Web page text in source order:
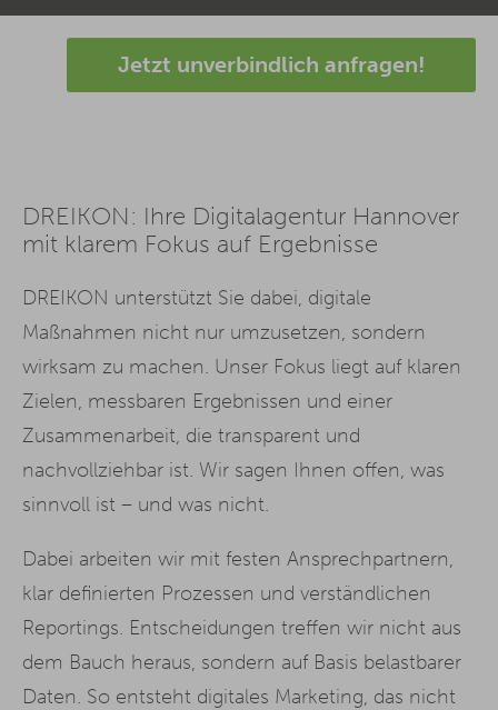
Jetzt unverbindlich anfragen!
DREIKON: Ihre Digitalagentur Hannover
mit klarem Fokus auf Ergebnisse
DREIKON unterstützt Sie dabei, digitale
Maßnahmen nicht nur umzusetzen, sondern
wirksam zu machen. Unser Fokus liegt auf klaren
Zielen, messbaren Ergebnissen und einer
Zusammenarbeit, die transparent und
nachvollziehbar ist. Wir sagen Ihnen offen, was
sinnvoll ist – und was nicht.
Dabei arbeiten wir mit festen Ansprechpartnern,
klar definierten Prozessen und verständlichen
Reportings. Entscheidungen treffen wir nicht aus
dem Bauch heraus, sondern auf Basis belastbarer
Daten. So entsteht digitales Marketing, das nicht